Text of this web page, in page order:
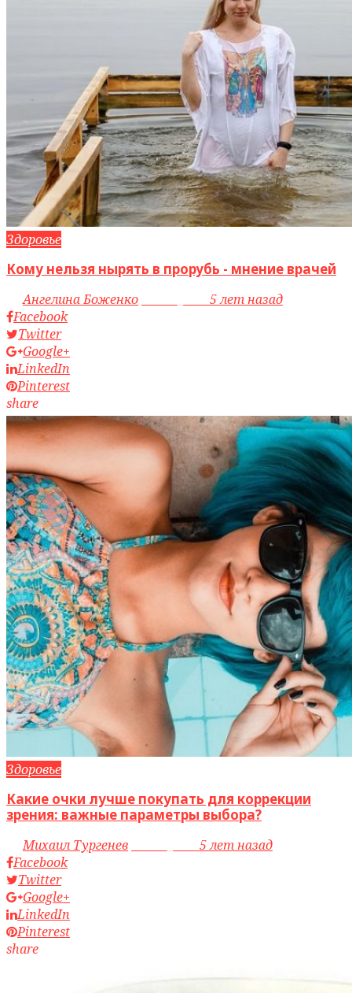
Здоровье
Кому нельзя нырять в прорубь - мнение врачей
byАнгелина Боженко
5 лет назад
Facebook
Twitter
Google+
LinkedIn
Pinterest
share
Здоровье
Какие очки лучше покупать для коррекции
зрения: важные параметры выбора?
byМихаил Тургенев
5 лет назад
Facebook
Twitter
Google+
LinkedIn
Pinterest
share